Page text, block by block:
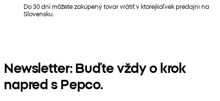
Do 30 dní môžete zakúpený tovar vrátiť v ktorejkoľvek predajni na
Slovensku.
Newsletter: Buďte vždy o krok
napred s Pepco.